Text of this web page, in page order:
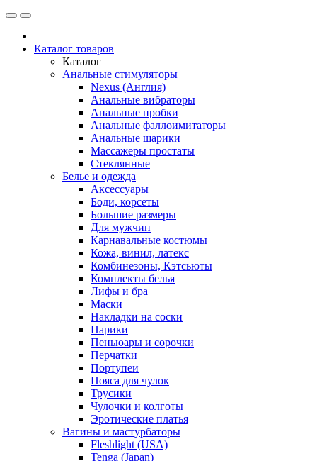
Каталог товаров
Каталог
Анальные стимуляторы
Nexus (Англия)
Анальные вибраторы
Анальные пробки
Анальные фаллоимитаторы
Анальные шарики
Массажеры простаты
Стеклянные
Белье и одежда
Аксессуары
Боди, корсеты
Большие размеры
Для мужчин
Карнавальные костюмы
Кожа, винил, латекс
Комбинезоны, Кэтсьюты
Комплекты белья
Лифы и бра
Маски
Накладки на соски
Парики
Пеньюары и сорочки
Перчатки
Портупеи
Пояса для чулок
Трусики
Чулочки и колготы
Эротические платья
Вагины и мастурбаторы
Fleshlight (USA)
Tenga (Japan)